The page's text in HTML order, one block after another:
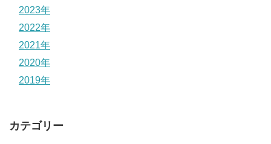
2023年
2022年
2021年
2020年
2019年
カテゴリー